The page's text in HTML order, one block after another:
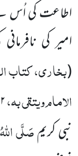
اطاعت کی اُس
امیر کی
(بخاری، کتاب
الامام ویتقی بہ،۲ / ۲۹۷
نبی کریمصَلَّی